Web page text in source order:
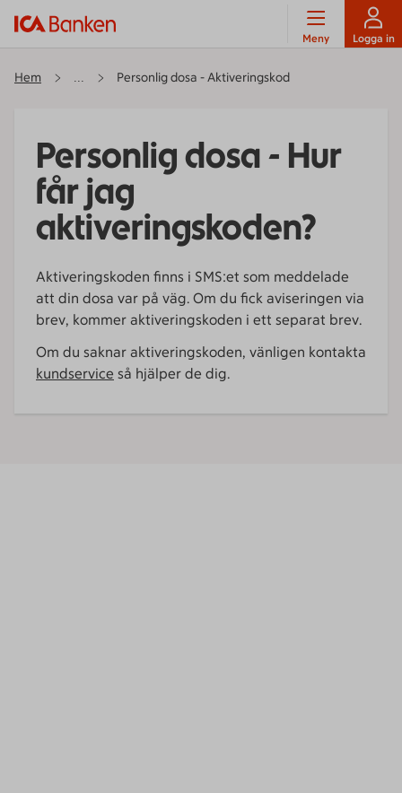
Meny Logga in
Hem ... Personlig dosa - Aktiveringskod
Personlig dosa - Hur
får jag
aktiveringskoden?
Aktiveringskoden finns i SMS:et som meddelade
att din dosa var på väg. Om du fick aviseringen via
brev, kommer aktiveringskoden i ett separat brev.
Om du saknar aktiveringskoden, vänligen kontakta
kundservice så hjälper de dig.